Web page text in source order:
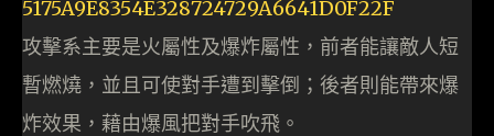
攻擊系主要是火屬性及爆炸屬性，前者能讓敵人短
暫燃燒，並且可使對手遭到擊倒；後者則能帶來爆
炸效果，藉由爆風把對手吹飛。